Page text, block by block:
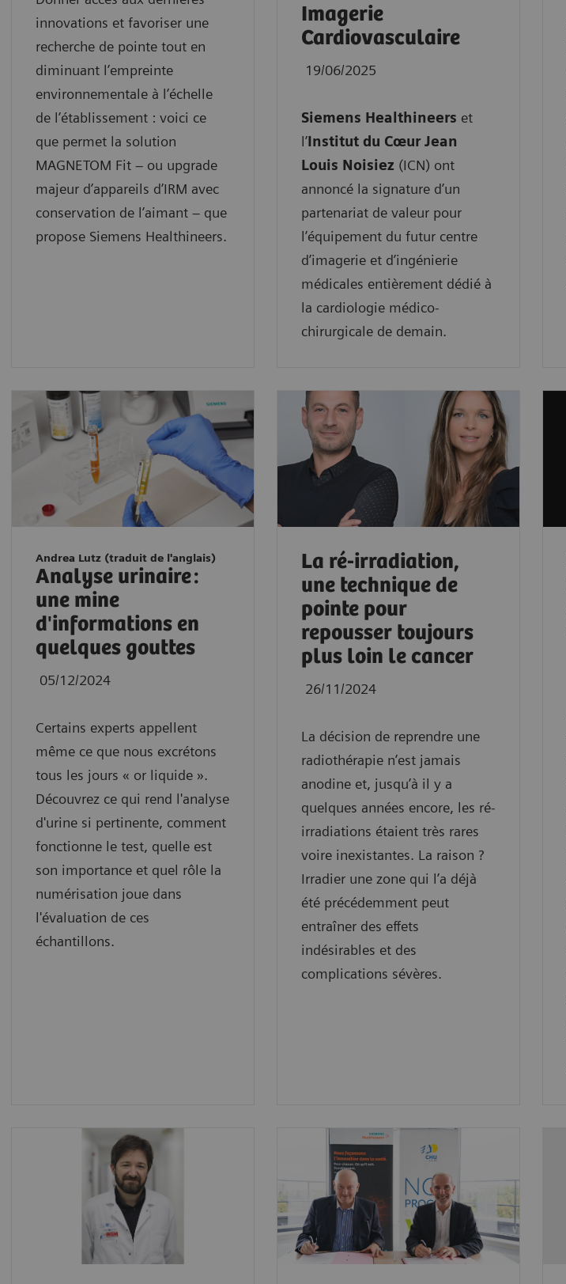
innovations et favoriser une
recherche de pointe tout en
diminuant l’empreinte
environnementale à l’échelle
de l’établissement : voici ce
que permet la solution
MAGNETOM Fit – ou upgrade
majeur d’appareils d’IRM avec
conservation de l’aimant – que
propose Siemens Healthineers.
Imagerie
Cardiovasculaire
19/06/2025
Siemens Healthineers et
l’Institut du Cœur Jean
Louis Noisiez (ICN) ont
annoncé la signature d’un
partenariat de valeur pour
l’équipement du futur centre
d’imagerie et d’ingénierie
médicales entièrement dédié à
la cardiologie médico-
chirurgicale de demain.
Andrea Lutz (traduit de l'anglais)
Analyse urinaire :
une mine
d'informations en
quelques gouttes
05/12/2024
Certains experts appellent
même ce que nous excrétons
tous les jours « or liquide ».
Découvrez ce qui rend l'analyse
d'urine si pertinente, comment
fonctionne le test, quelle est
son importance et quel rôle la
numérisation joue dans
l'évaluation de ces
échantillons.
La ré-irradiation,
une technique de
pointe pour
repousser toujours
plus loin le cancer
26/11/2024
La décision de reprendre une
radiothérapie n’est jamais
anodine et, jusqu’à il y a
quelques années encore, les ré-
irradiations étaient très rares
voire inexistantes. La raison ?
Irradier une zone qui l’a déjà
été précédemment peut
entraîner des effets
indésirables et des
complications sévères.